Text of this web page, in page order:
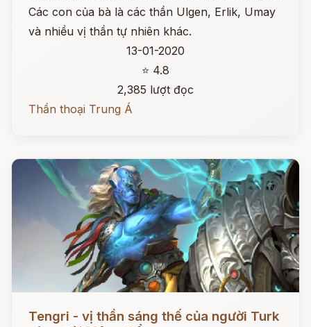
Các con của bà là các thần Ulgen, Erlik, Umay
và nhiều vị thần tự nhiên khác.
13-01-2020
⭐ 4.8
2,385 lượt đọc
Thần thoại Trung Á
Tengri - vị thần sáng thế của người Turk